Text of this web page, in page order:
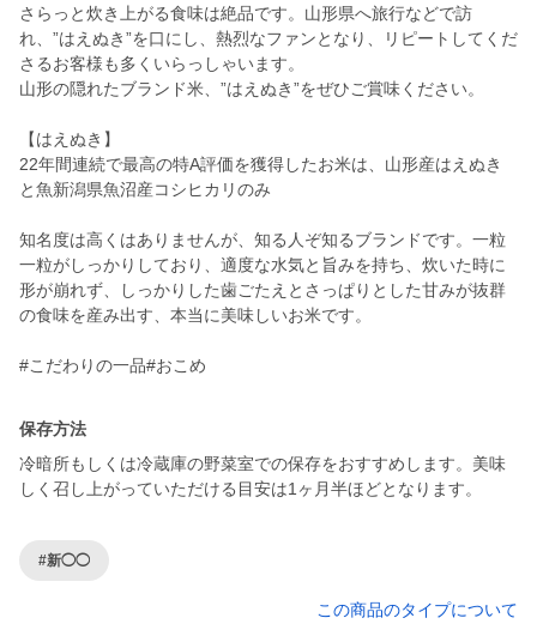
さらっと炊き上がる食味は絶品です。山形県へ旅行などで訪
れ、”はえぬき”を口にし、熱烈なファンとなり、リピートしてくだ
さるお客様も多くいらっしゃいます。
山形の隠れたブランド米、”はえぬき”をぜひご賞味ください。
【はえぬき】
22年間連続で最高の特A評価を獲得したお米は、山形産はえぬき
と魚新潟県魚沼産コシヒカリのみ
知名度は高くはありませんが、知る人ぞ知るブランドです。一粒
一粒がしっかりしており、適度な水気と旨みを持ち、炊いた時に
形が崩れず、しっかりした歯ごたえとさっぱりとした甘みが抜群
の食味を産み出す、本当に美味しいお米です。
#こだわりの一品#おこめ
保存方法
冷暗所もしくは冷蔵庫の野菜室での保存をおすすめします。美味
しく召し上がっていただける目安は1ヶ月半ほどとなります。
#新◯◯
この商品のタイプについて